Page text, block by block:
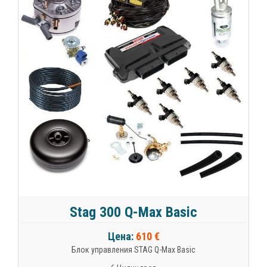
Stag 300 Q-Max Basic
Цена: 610 €
Блок управления STAG Q-Max Basic